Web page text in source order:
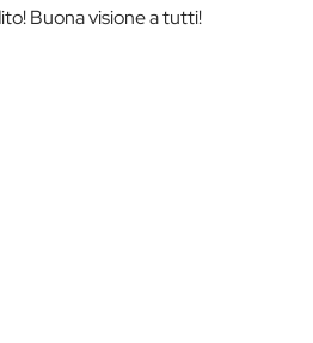
Buona visione a tutti!